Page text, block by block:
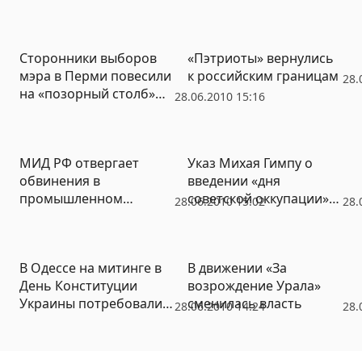
28.06.2010 15:16
Сторонники выборов
мэра в Перми повесили
на «позорный столб»
политсовета «Единой
России»
«Пэтриоты» вернулись
к российским границам
28.06.2010 15:02
МИД РФ отвергает
обвинения в
промышленном
Указ Михая Гимпу о
введении «дня
советской оккупации»
28.06.2010 14:24
В Одессе на митинге в
День Конституции
Украины потребовали
В движении «За
возрождение Урала»
сменилась власть